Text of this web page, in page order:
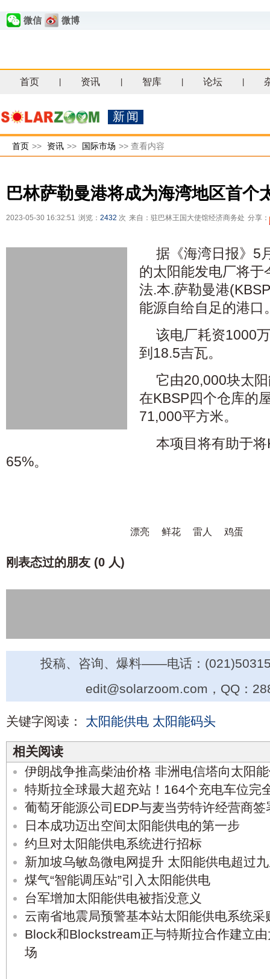
微信 微博
首页 资讯 智库 论坛
新闻
首页 >> 资讯 >> 国际市场 >> 查看内容
巴林萨勒曼港将成为海湾地区首个
2023-05-30 16:32:51 浏览： 2432 次 来自：驻巴林王国大使馆经济商务处 分享：
据《海湾日报》5
的太阳能发电厂将于
法.本.萨勒曼港
能源自给自足的港口
该电厂耗资1000
到18.5吉瓦。
它由20,000块太
在KBSP四个仓库的
71,000平方米。
本项目将有助于
65%。
漂亮 鲜花 雷人 鸡蛋
刚表态过的朋友 (0 人)
投稿、咨询、爆料——电话：
edit@solarzoom.com，QQ：
关键字阅读： 太阳能供电 太阳能码头
相关阅读
伊朗战争推高柴油价格 非洲电信塔向太阳
特斯拉全球最大超充站！164个充电车位完
葡萄牙能源公司EDP与麦当劳特许经营商
日本成功迈出空间太阳能供电的第一步
约旦对太阳能供电系统进行招标
新加坡乌敏岛微电网提升 太阳能供电超过
煤气“智能调压站”引入太阳能供电
台军增加太阳能供电被指没意义
云南省地震局预警基本站太阳能供电系统
Block和Blockstream正与特斯拉合作建立
场